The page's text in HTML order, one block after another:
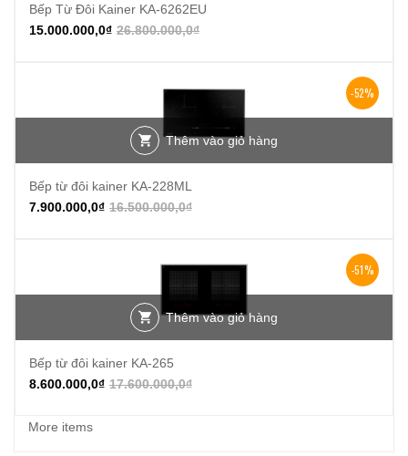
Bếp Từ Đôi Kainer KA-6262EU
26.800.000,0₫
15.000.000,0₫
-52%
Thêm vào giỏ hàng
Bếp từ đôi kainer KA-228ML
16.500.000,0₫
7.900.000,0₫
-51%
Thêm vào giỏ hàng
Bếp từ đôi kainer KA-265
17.600.000,0₫
8.600.000,0₫
More items